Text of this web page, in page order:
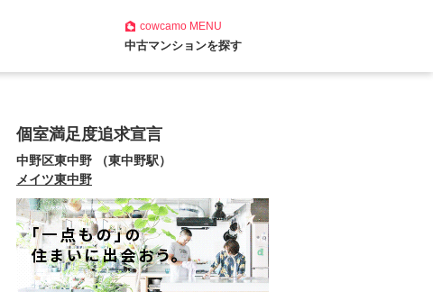
cowcamoMENU
中古マンションを探す
個室満足度追求宣言
中野区東中野 （東中野駅）
メイツ東中野